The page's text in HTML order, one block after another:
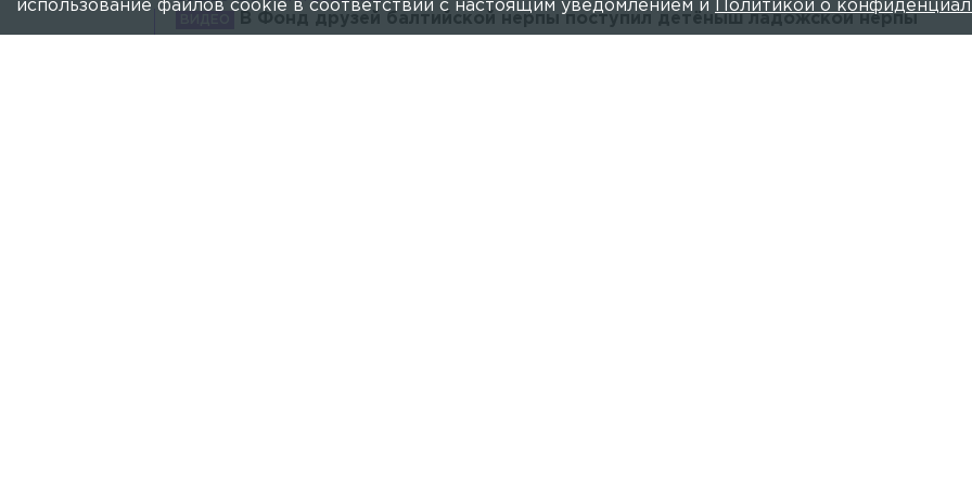
В Фонд друзей балтийской нерпы поступил детёныш ладожской нерпы
использование файлов cookie в соответствии с настоящим уведомлением и
Политикой о